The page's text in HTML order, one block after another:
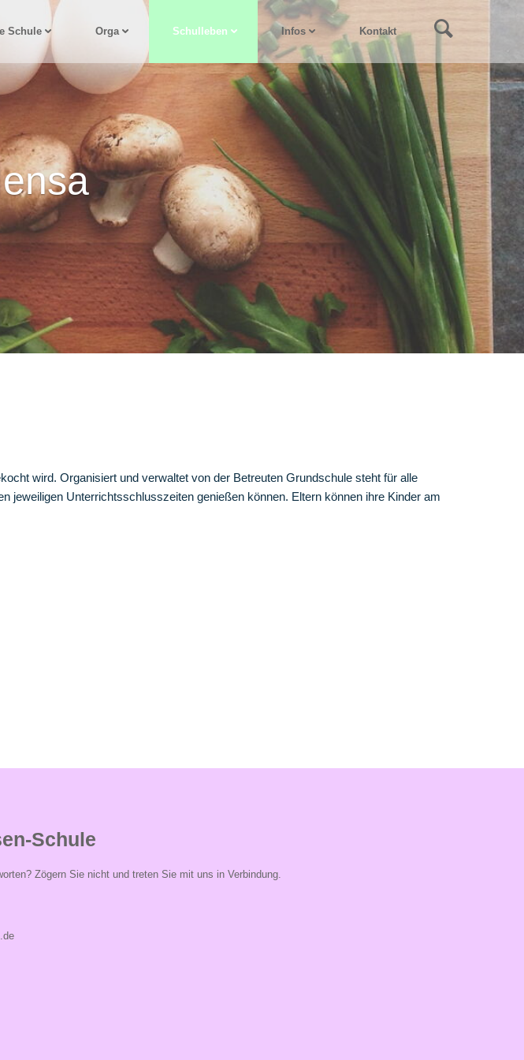
Schule Orga Schulleben Infos Kontakt
wird. Organisiert und verwaltet von der Betreuten Grundschule steht für alle
jeweiligen Unterrichtsschlusszeiten genießen können. Eltern können ihre Kinder am
Schule
Zögern Sie nicht und treten Sie mit uns in Verbindung.